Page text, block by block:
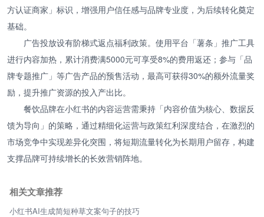
方认证商家」标识，增强用户信任感与品牌专业度，为后续转化奠定
基础。
广告投放设有阶梯式返点福利政策。使用平台「薯条」推广工具
进行内容加热，累计消费满5000元可享受8%的费用返还；参与「品
牌专题推广」等广告产品的预售活动，最高可获得30%的额外流量奖
励，提升推广资源的投入产出比。
餐饮品牌在小红书的内容运营需秉持「内容价值为核心、数据反
馈为导向」的策略，通过精细化运营与政策红利深度结合，在激烈的
市场竞争中实现差异化突围，将短期流量转化为长期用户留存，构建
支撑品牌可持续增长的长效营销阵地。
相关文章推荐
小红书AI生成简短种草文案句子的技巧